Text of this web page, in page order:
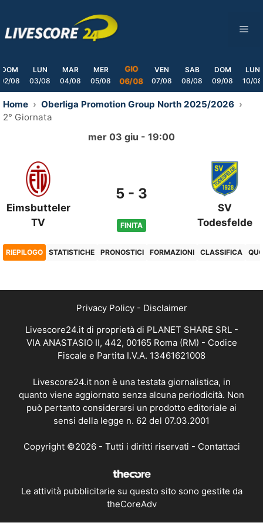
content
DOM
02/08
LUN
03/08
MAR
04/08
MER
05/08
GIO
06/08
VEN
07/08
SAB
08/08
DOM
09/08
LUN
10/08
Home
Oberliga Promotion Group North 2025/2026
2° Giornata
mer 03 giu - 19:00
Eimsbutteler
TV
5 - 3
FINITA
SV
Todesfelde
RIEPILOGO STATISTICHE PRONOSTICI FORMAZIONI CLASSIFICA
Privacy Policy- Disclaimer
Livescore24.it di proprietà di PLANET SHARE SRL -
VIA ANASTASIO II, 442, 00165 Roma (RM) - Codice
Fiscale e Partita I.V.A. 13461621008
Livescore24.it non è una testata giornalistica, in
quanto viene aggiornato senza alcuna periodicità. Non
può pertanto considerarsi un prodotto editoriale ai
sensi della legge n. 62 del 07.03.2001
Copyright ©2026 - Tutti i diritti riservati - Contattaci
Le attività pubblicitarie su questo sito sono gestite da
theCoreAdv